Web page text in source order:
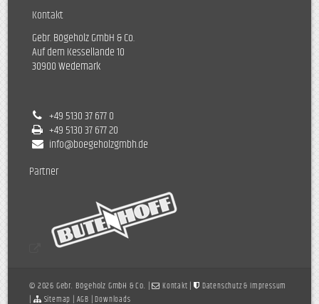
Kontakt
Gebr. Bögeholz GmbH & Co.
Auf dem Kessellande 10
30900 Wedemark
+49 5130 37 677 0
+49 5130 37 677 20
info@boegeholzgmbh.de
Partner
© 2026 Gebr. Bögeholz GmbH & Co. | Kontakt | Datenschutz & Impressum
| Sitemap | AGB |Downloads